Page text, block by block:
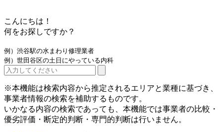
こんにちは！
何をお探しですか？
例）渋谷駅の水まわり修理業者
例）世田谷区の土日にやっている内科
※本機能は検索内容から推定されるエリアと業種に基づき、
事業者情報の検索を補助するものです。
いかなる内容の検索であっても、本機能では事業者の比較・
優劣評価・断定的判断・専門的判断は行いません。